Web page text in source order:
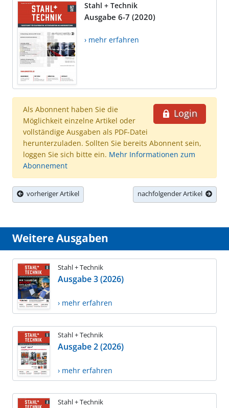
Stahl + Technik
Ausgabe 6-7 (2020)
› mehr erfahren
Login
Als Abonnent haben Sie die
Möglichkeit einzelne Artikel oder
vollständige Ausgaben als PDF-Datei
herunterzuladen. Sollten Sie bereits Abonnent sein,
loggen Sie sich bitte ein. Mehr Informationen zum
Abonnement
vorheriger Artikel nachfolgender Artikel
Weitere Ausgaben
Stahl + Technik
Ausgabe 3 (2026)
› mehr erfahren
Stahl + Technik
Ausgabe 2 (2026)
› mehr erfahren
Stahl + Technik